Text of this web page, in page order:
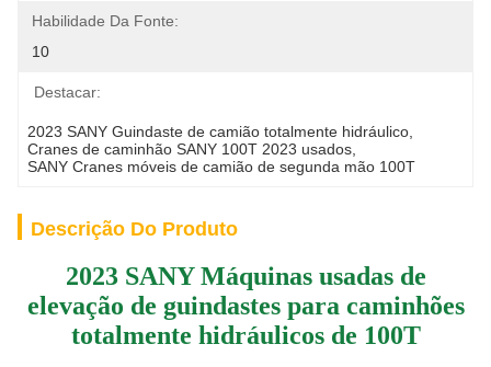
Habilidade Da Fonte:
10
Destacar:
2023 SANY Guindaste de camião totalmente hidráulico
Cranes de caminhão SANY 100T 2023 usados
SANY Cranes móveis de camião de segunda mão 100T
Descrição Do Produto
2023 SANY Máquinas usadas de
elevação de guindastes para caminhões
totalmente hidráulicos de 100T